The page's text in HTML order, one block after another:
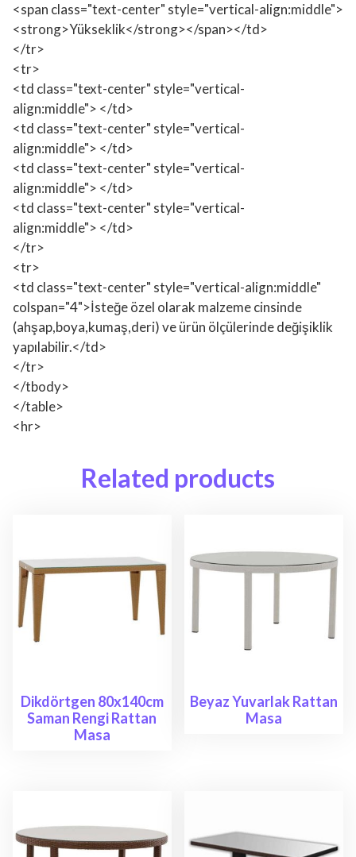
<span class="text-center" style="vertical-align:middle">
<strong>Yükseklik</strong></span></td>
</tr>
<tr>
<td class="text-center" style="vertical-
align:middle"> </td>
<td class="text-center" style="vertical-
align:middle"> </td>
<td class="text-center" style="vertical-
align:middle"> </td>
<td class="text-center" style="vertical-
align:middle"> </td>
</tr>
<tr>
<td class="text-center" style="vertical-align:middle"
colspan="4">İsteğe özel olarak malzeme cinsinde
(ahşap,boya,kumaş,deri) ve ürün ölçülerinde değişiklik
yapılabilir.</td>
</tr>
</tbody>
</table>
<hr>
Related products
Dikdörtgen 80x140cm
Saman Rengi Rattan
Masa
Beyaz Yuvarlak Rattan
Masa